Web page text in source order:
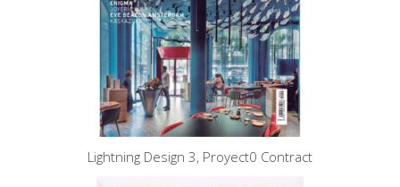
Lightning Design 3, Proyect0 Contract